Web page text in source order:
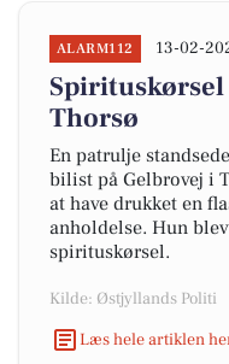
ALARM112 13-02-
Spirituskørsel
Thorsø
En patrulje
bilist på Gelbrovej i
at have drukket en
anholdelse. Hun
spirituskørsel.
Kilde: Østjyllands Politi
Læs hele artiklen